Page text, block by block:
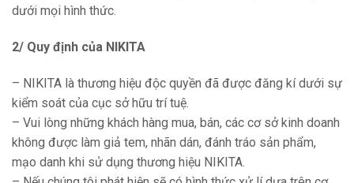
dưới mọi hình thức.
2/ Quy định của NIKITA
– NIKITA là thương hiệu độc quyền đã được đăng kí dưới sự
kiểm soát của cục sở hữu trí tuệ.
– Vui lòng những khách hàng mua, bán, các cơ sở kinh doanh
không được làm giả tem, nhãn dán, đánh tráo sản phẩm,
mạo danh khi sử dụng thương hiệu NIKITA.